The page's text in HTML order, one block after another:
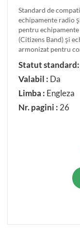
Standard de
echipamente radio
pentru
(Citizens Band) şi
armonizat pentru
Statut standard:
Valabil : Da
Limba : Engleza
Nr. pagini : 26